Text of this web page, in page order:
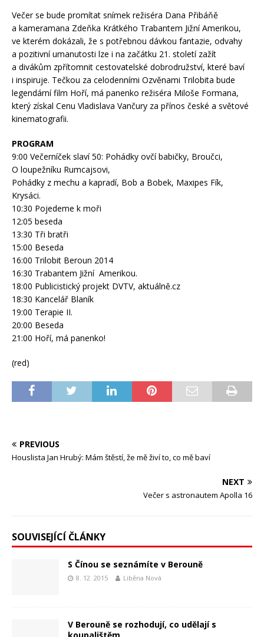
Večer se bude promítat snímek režiséra Dana Přibáňě
a kameramana Zdeňka Krátkého Trabantem Jižní Amerikou,
ve kterém dokázali, že s potřebnou dávkou fantazie, odvahy
a pozitivní umanutosti lze i na začátku 21. století zažít
a divákům zpřítomnit cestovatelské dobrodružství, které baví
i inspiruje. Tečkou za celodenními Ozvěnami Trilobita bude
legendární film Hoří, má panenko režiséra Miloše Formana,
který získal Cenu Vladislava Vančury za přínos české a světové
kinematografii.
PROGRAM
9:00 Večerníček slaví 50: Pohádky ovčí babičky, Broučci,
O loupežníku Rumcajsovi,
Pohádky z mechu a kapradí, Bob a Bobek, Maxipes Fík,
Krysáci.
10:30 Pojedeme k moři
12:05 beseda
13:30 Tři bratři
15:00 Beseda
16:00 Trilobit Beroun 2014
16:30 Trabantem Jižní Amerikou.
18:00 Publicistický projekt DVTV, aktuálně.cz
18:30 Kancelář Blaník
19:00 Terapie II.
20:00 Beseda
21:00 Hoří, má panenko!
(red)
PREVIOUS
Houslista Jan Hrubý: Mám štěstí, že mě živí to, co mě baví
NEXT
Večer s astronautem Apolla 16
SOUVISEJÍCÍ ČLÁNKY
S Čínou se seznámíte v Berouně
8. 12. 2015 Liběna Nová
V Berouně se rozhodují, co udělají s
koupalištěm